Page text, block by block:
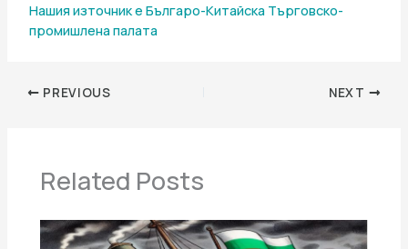
Нашия източник е Българо-Китайска Търговско-
промишлена палaта
PREVIOUS NEXT
Related Posts